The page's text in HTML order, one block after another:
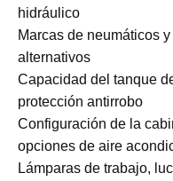
hidráulico
Marcas de neumáticos
alternativos
Capacidad del tanque
protección antirrobo
Configuración de la
opciones de aire
Lámparas de trabajo,